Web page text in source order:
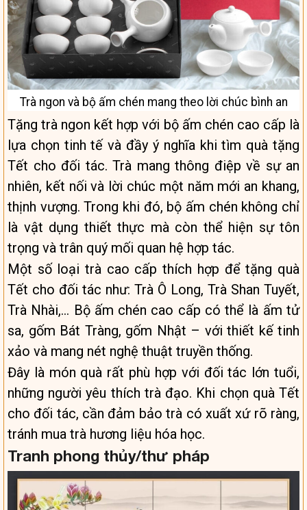
Trà ngon và bộ ấm chén mang theo lời chúc bình an
Tặng trà ngon kết hợp với bộ ấm chén cao cấp là
lựa chọn tinh tế và đầy ý nghĩa khi tìm quà tặng
Tết cho đối tác. Trà mang thông điệp về sự an
nhiên, kết nối và lời chúc một năm mới an khang,
thịnh vượng. Trong khi đó, bộ ấm chén không chỉ
là vật dụng thiết thực mà còn thể hiện sự tôn
trọng và trân quý mối quan hệ hợp tác.
Một số loại trà cao cấp thích hợp để tặng quà
Tết cho đối tác như: Trà Ô Long, Trà Shan Tuyết,
Trà Nhài,… Bộ ấm chén cao cấp có thể là ấm tử
sa, gốm Bát Tràng, gốm Nhật – với thiết kế tinh
xảo và mang nét nghệ thuật truyền thống.
Đây là món quà rất phù hợp với đối tác lớn tuổi,
những người yêu thích trà đạo. Khi chọn quà Tết
cho đối tác, cần đảm bảo trà có xuất xứ rõ ràng,
tránh mua trà hương liệu hóa học.
Tranh phong thủy/thư pháp